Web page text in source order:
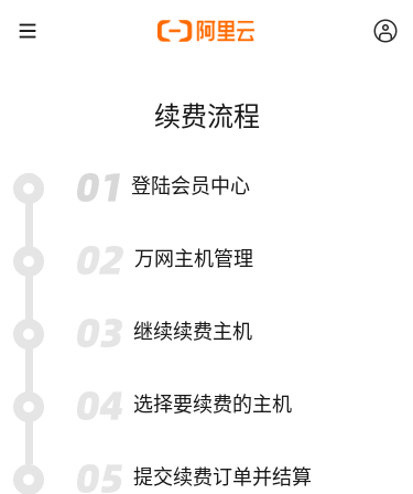
续费流程
登陆会员中心
万网主机管理
继续续费主机
选择要续费的主机
提交续费订单并结算